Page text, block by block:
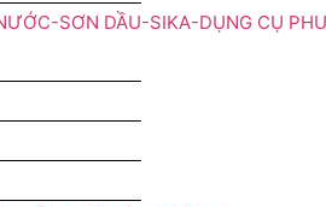
SƠN DẦU-SIKA-DỤNG CỤ